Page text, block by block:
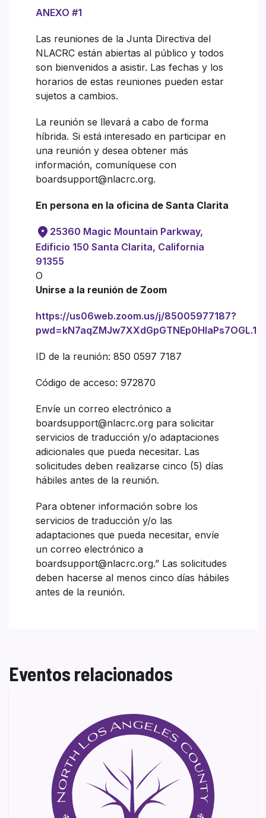
ANEXO #1
Las reuniones de la Junta Directiva del
NLACRC están abiertas al público y todos
son bienvenidos a asistir. Las fechas y los
horarios de estas reuniones pueden estar
sujetos a cambios.
La reunión se llevará a cabo de forma
híbrida. Si está interesado en participar en
una reunión y desea obtener más
información, comuníquese con
boardsupport@nlacrc.org.
En persona en la oficina de Santa Clarita
25360 Magic Mountain Parkway,
Edificio 150 Santa Clarita, California
91355
O
Unirse a la reunión de Zoom
https://us06web.zoom.us/j/85005977187?
pwd=kN7aqZMJw7XXdGpGTNEp0HlaPs7OGL.1
ID de la reunión: 850 0597 7187
Código de acceso: 972870
Envíe un correo electrónico a
boardsupport@nlacrc.org para solicitar
servicios de traducción y/o adaptaciones
adicionales que pueda necesitar. Las
solicitudes deben realizarse cinco (5) días
hábiles antes de la reunión.
Para obtener información sobre los
servicios de traducción y/o las
adaptaciones que pueda necesitar, envíe
un correo electrónico a
boardsupport@nlacrc.org.” Las solicitudes
deben hacerse al menos cinco días hábiles
antes de la reunión.
Eventos relacionados